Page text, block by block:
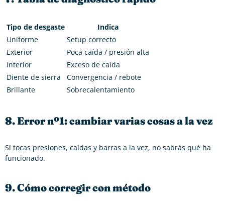
Tipo de desgaste
Indica
Uniforme
Setup correcto
Exterior
Poca caída / presión alta
Interior
Exceso de caída
Diente de sierra
Convergencia / rebote
Brillante
Sobrecalentamiento
8. Error nº1: cambiar varias cosas a la vez
Si tocas presiones, caídas y barras a la vez, no sabrás qué ha
funcionado.
9. Cómo corregir con método